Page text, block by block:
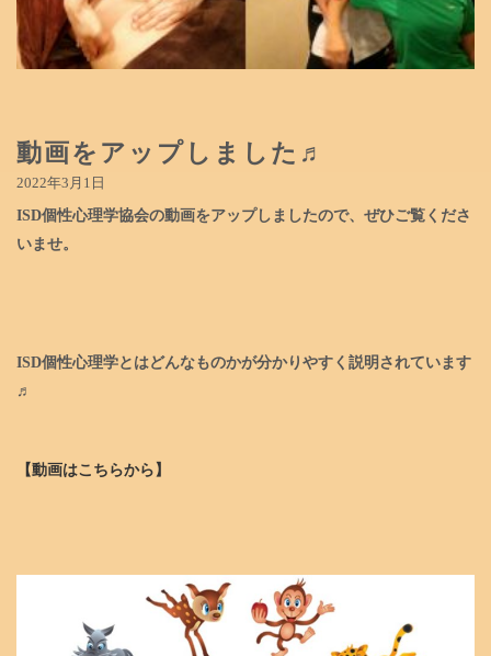
動画をアップしました♬
2022年3月1日
ISD個性心理学協会の動画をアップしましたので、 ぜひご覧くださ
いませ。
ISD個性心理学とはどんなものかが分かりやすく説明されています
♬
【動画はこちらから】